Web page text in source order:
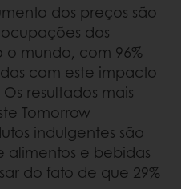
dos preços são
dos
mundo, com 96%
com este impacto
resultados mais
Tomorrow
indulgentes são
alimentos e bebidas
do fato de que 29%